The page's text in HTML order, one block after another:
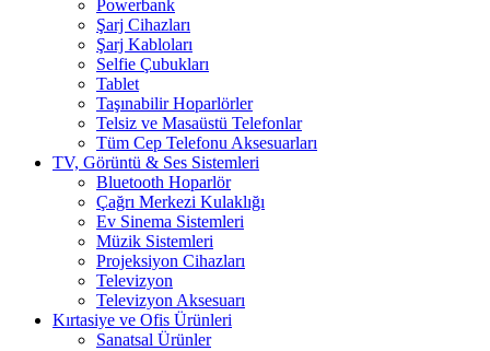
Powerbank
Şarj Cihazları
Şarj Kabloları
Selfie Çubukları
Tablet
Taşınabilir Hoparlörler
Telsiz ve Masaüstü Telefonlar
Tüm Cep Telefonu Aksesuarları
TV, Görüntü & Ses Sistemleri
Bluetooth Hoparlör
Çağrı Merkezi Kulaklığı
Ev Sinema Sistemleri
Müzik Sistemleri
Projeksiyon Cihazları
Televizyon
Televizyon Aksesuarı
Kırtasiye ve Ofis Ürünleri
Sanatsal Ürünler